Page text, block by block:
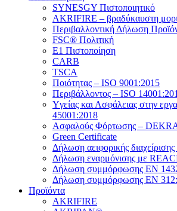
SYNESGY Πιστοποιητικό
AKRIFIRE – βραδύκαυστη
Περιβαλλοντική Δήλωση
FSC® Πολιτική
E1 Πιστοποίηση
CARB
TSCA
Πoιότητας – ISO 9001:2015
Περιβάλλοντος – ISO
Yγείας και Ασφάλειας στην
45001:2018
Ασφαλούς Φόρτωσης –
Green Certificate
Δήλωση αειφορικής
Δήλωση εναρμόνισης με
Δήλωση συμμόρφωσης EN
Δήλωση συμμόρφωσης EN
Προϊόντα
AKRIFIRE